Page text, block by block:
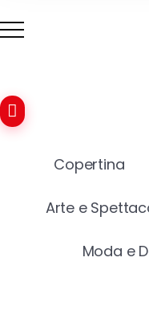
Copertina
Arte e
Moda e